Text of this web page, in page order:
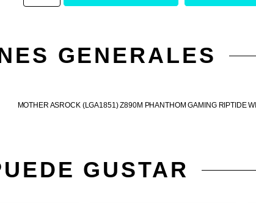
GENERALES
MOTHER ASROCK (LGA1851) Z890M PHANTHOM GAMING RIPTIDE
GUSTAR